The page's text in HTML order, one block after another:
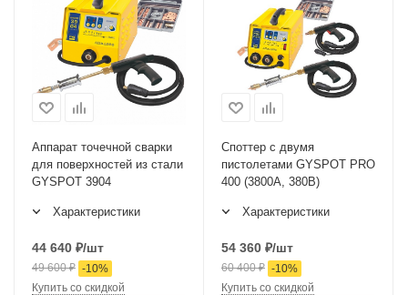
Аппарат точечной сварки
для поверхностей из стали
GYSPOT 3904
Характеристики
44 640 ₽/шт
49 600₽ -10%
Купить со скидкой
Споттер с двумя
пистолетами GYSPOT PRO
400 (3800А, 380В)
Характеристики
54 360 ₽/шт
60 400₽ -10%
Купить со скидкой